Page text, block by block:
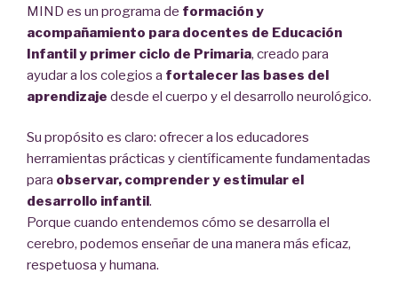
MIND es un programa de formación y
acompañamiento para docentes de Educación
Infantil y primer ciclo de Primaria, creado para
ayudar a los colegios a fortalecer las bases del
aprendizaje desde el cuerpo y el desarrollo neurológico.
Su propósito es claro: ofrecer a los educadores
herramientas prácticas y científicamente fundamentadas
para observar, comprender y estimular el
desarrollo infantil.
Porque cuando entendemos cómo se desarrolla el
cerebro, podemos enseñar de una manera más eficaz,
respetuosa y humana.